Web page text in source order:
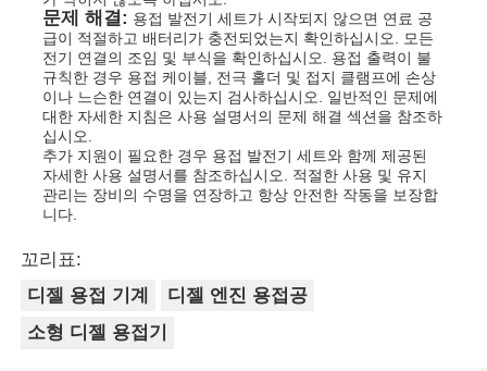
문제 해결: 용접 발전기 세트가 시작되지 않으면 연료 공
급이 적절하고 배터리가 충전되었는지 확인하십시오. 모든
전기 연결의 조임 및 부식을 확인하십시오. 용접 출력이 불
규칙한 경우 용접 케이블, 전극 홀더 및 접지 클램프에 손상
이나 느슨한 연결이 있는지 검사하십시오. 일반적인 문제에
대한 자세한 지침은 사용 설명서의 문제 해결 섹션을 참조하
십시오.
추가 지원이 필요한 경우 용접 발전기 세트와 함께 제공된
자세한 사용 설명서를 참조하십시오. 적절한 사용 및 유지
관리는 장비의 수명을 연장하고 항상 안전한 작동을 보장합
니다.
꼬리표:
디젤 용접 기계
디젤 엔진 용접공
소형 디젤 용접기